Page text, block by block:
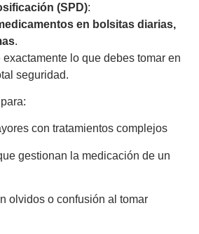
(SPD):
en bolsitas diarias,
.
lo que debes tomar en
seguridad.
con tratamientos complejos
gestionan la medicación de un
olvidos o confusión al tomar